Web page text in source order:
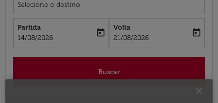
Selecione o destino
Partida
fc-booking-departure-date-aria-label
14/08/2026
today
Volta
fc-booking-return-date-aria-label
21/08/2026
today
Buscar